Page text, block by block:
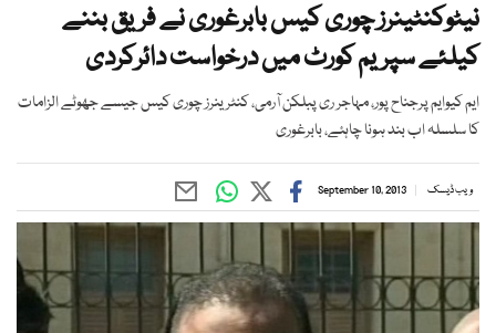
نیٹوکنٹینرز چوری کیس بابرغوری نے فریق بننے
کیلئے سپریم کورٹ میں درخواست دائرکردی
ایم کیوایم پرجناح پور، مہاجر ری پبلکن آرمی، کنٹرینرز چوری کیس جیسے جھوٹے الزامات
کا سلسلہ اب بند ہونا چاہئے، بابرغوری
ویب ڈیسک September 10, 2013